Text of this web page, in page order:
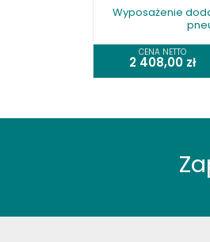
Wyposażenie
CENA NETTO
2 408,00 zł